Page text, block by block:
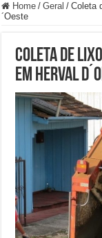
Home / Geral / Coleta
´Oeste
Coleta de
em Herval